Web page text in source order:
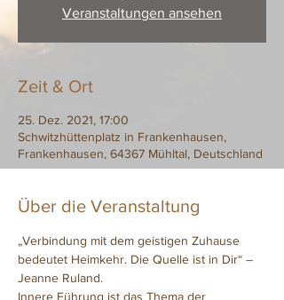
Veranstaltungen ansehen
Zeit & Ort
25. Dez. 2021, 17:00
Schwitzhüttenplatz in Frankenhausen,
Frankenhausen, 64367 Mühltal, Deutschland
Über die Veranstaltung
„Verbindung mit dem geistigen Zuhause
bedeutet Heimkehr. Die Quelle ist in Dir“ –
Jeanne Ruland.
Innere Führung ist das Thema der